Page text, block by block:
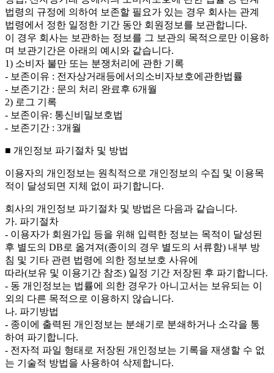
법령의 규정에 의하여 보존할 필요가 있는 경우 회사는 관계
법령에서 정한 일정한 기간 동안 회원정보를 보관합니다.
이 경우 회사는 보관하는 정보를 그 보관의 목적으로만 이용하
며 보관기간은 아래의 예시와 같습니다.
1) 소비자 불만 또는 분쟁처리에 관한 기록
- 보존이유 : 전자상거래등에서의소비자보호에관한법률
- 보존기간 : 문의 처리 완료후 6개월
2) 로그 기록
- 보존이유: 통신비밀보호법
- 보존기간 : 3개월
■ 개인정보 파기절차 및 방법
이용자의 개인정보는 원칙적으로 개인정보의 수집 및 이용목
적이 달성되면 지체 없이 파기합니다.
회사의 개인정보 파기절차 및 방법은 다음과 같습니다.
가. 파기절차
- 이용자가 회원가입 등을 위해 입력한 정보는 목적이 달성된
후 별도의 DB로 옮겨져(종이의 경우 별도의 서류함) 내부 방
침 및 기타 관련 법령에 의한 정보보호 사유에
따라(보유 및 이용기간 참조) 일정 기간 저장된 후 파기합니다.
- 동 개인정보는 법률에 의한 경우가 아니고서는 보유되는 이
외의 다른 목적으로 이용하지 않습니다.
나. 파기방법
- 종이에 출력된 개인정보는 분쇄기로 분쇄하거나 소각을 통
하여 파기합니다.
- 전자적 파일 형태로 저장된 개인정보는 기록을 재생할 수 없
는 기술적 방법을 사용하여 삭제합니다.